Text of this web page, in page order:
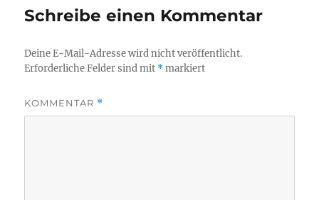
Schreibe einen Kommentar
Deine E-Mail-Adresse wird nicht veröffentlicht.
Erforderliche Felder sind mit *markiert
KOMMENTAR *